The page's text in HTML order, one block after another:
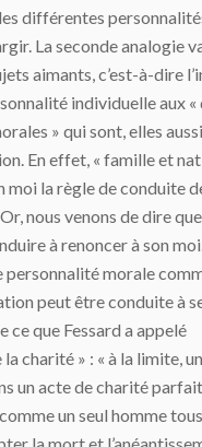
différentes
La seconde analogie
aimants, c’est-à-dire
individuelle aux «
» qui sont, elles
En effet, « famille et
moi la règle de conduite
Or, nous venons de dire
à renoncer à son
personnalité morale
peut être conduite à
ce que Fessard a appelé
la charité » : « à la limite,
un acte de charité
un seul homme
la mort et